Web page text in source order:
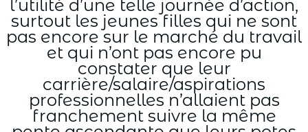
l’utilité d’une telle journée d’action,
surtout les jeunes filles qui ne sont
pas encore sur le marché du travail
et qui n’ont pas encore pu
constater que leur
carrière/salaire/aspirations
professionnelles n’allaient pas
franchement suivre la même